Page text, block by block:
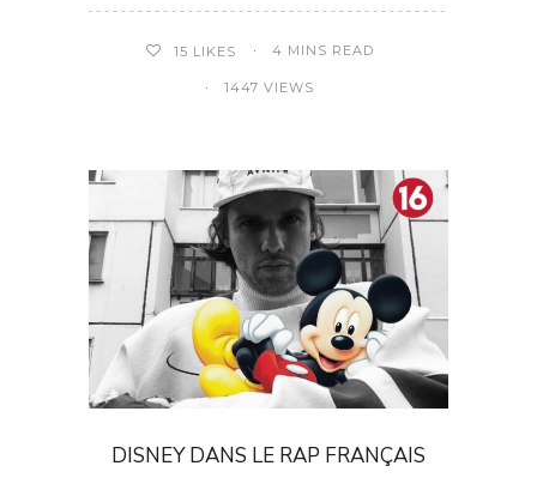
15 LIKES 4 MINS READ
1447 VIEWS
DISNEY DANS LE RAP FRANÇAIS